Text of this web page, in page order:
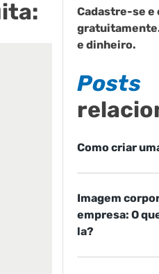
Cadastre-se
e dinheiro.
Posts
Como criar
Imagem
empresa: O
la?